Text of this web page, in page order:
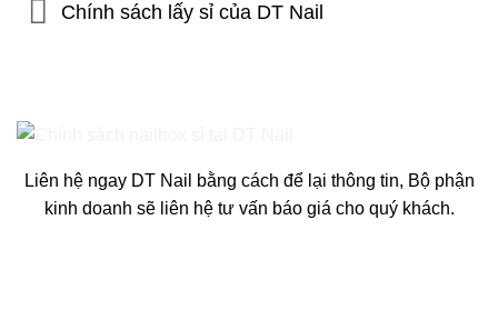
Chính sách lấy sỉ của DT Nail
Liên hệ ngay DT Nail bằng cách để lại thông tin, Bộ phận
kinh doanh sẽ liên hệ tư vấn báo giá cho quý khách.